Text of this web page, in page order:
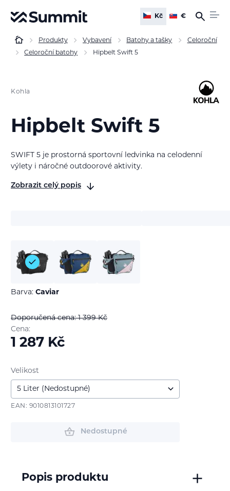
Kč €
Produkty Vybavení Batohy a tašky
Celoroční
Celoroční batohy
Hipbelt Swift 5
Kohla
Hipbelt Swift 5
SWIFT 5 je prostorná sportovní ledvinka na celodenní
výlety i náročné outdoorové aktivity.
Zobrazit celý popis
Barva: Caviar
Doporučená cena: 1 399Kč
Cena:
1 287 Kč
Velikost
EAN: 9010813101727
Nedostupné
Popis produktu